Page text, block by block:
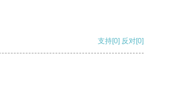
支持[0] 反对[0]